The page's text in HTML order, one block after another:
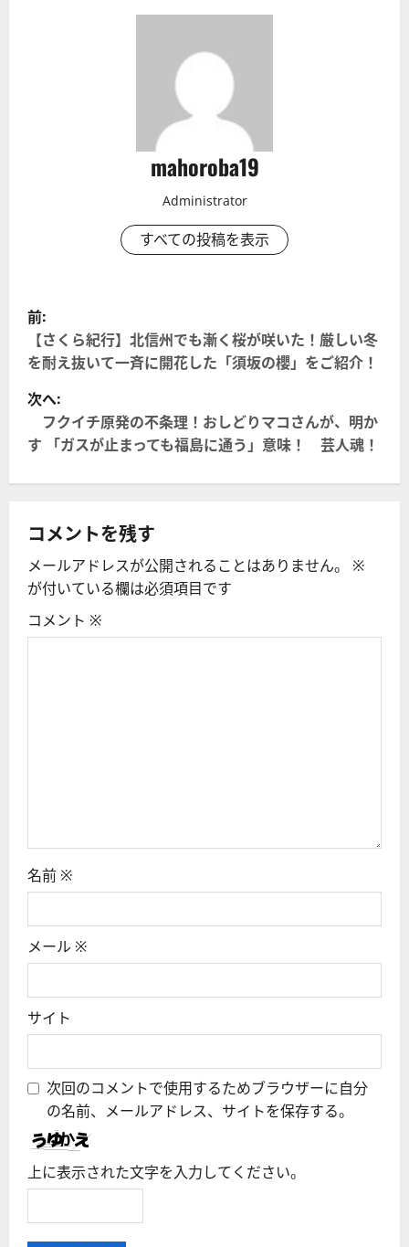
mahoroba19
Administrator
すべての投稿を表示
投
稿
ナ
ビ
ゲ
シ
ョ
ン
前:
【さくら紀行】北信州でも漸く桜が咲いた！厳しい冬
を耐え抜いて一斉に開花した「須坂の櫻」をご紹介！
次へ:
フクイチ原発の不条理！おしどりマコさんが、明か
す 「ガスが止まっても福島に通う」意味！ 芸人魂！
コメントを残す
メールアドレスが公開されることはありません。
※
が付いている欄は必須項目です
コメント ※
名前 ※
メール ※
サイト
次回のコメントで使用するためブラウザーに自分
の名前、メールアドレス、サイトを保存する。
上に表示された文字を入力してください。